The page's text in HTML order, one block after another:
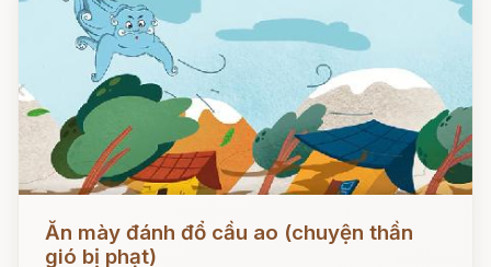
Đọc ngay
Ăn mày đánh đổ cầu ao (chuyện thần
gió bị phạt)